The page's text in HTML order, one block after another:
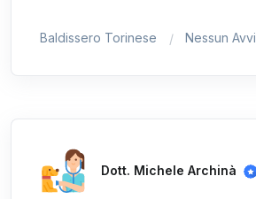
Baldissero Torinese Nessun
Dott. Michele Archinà